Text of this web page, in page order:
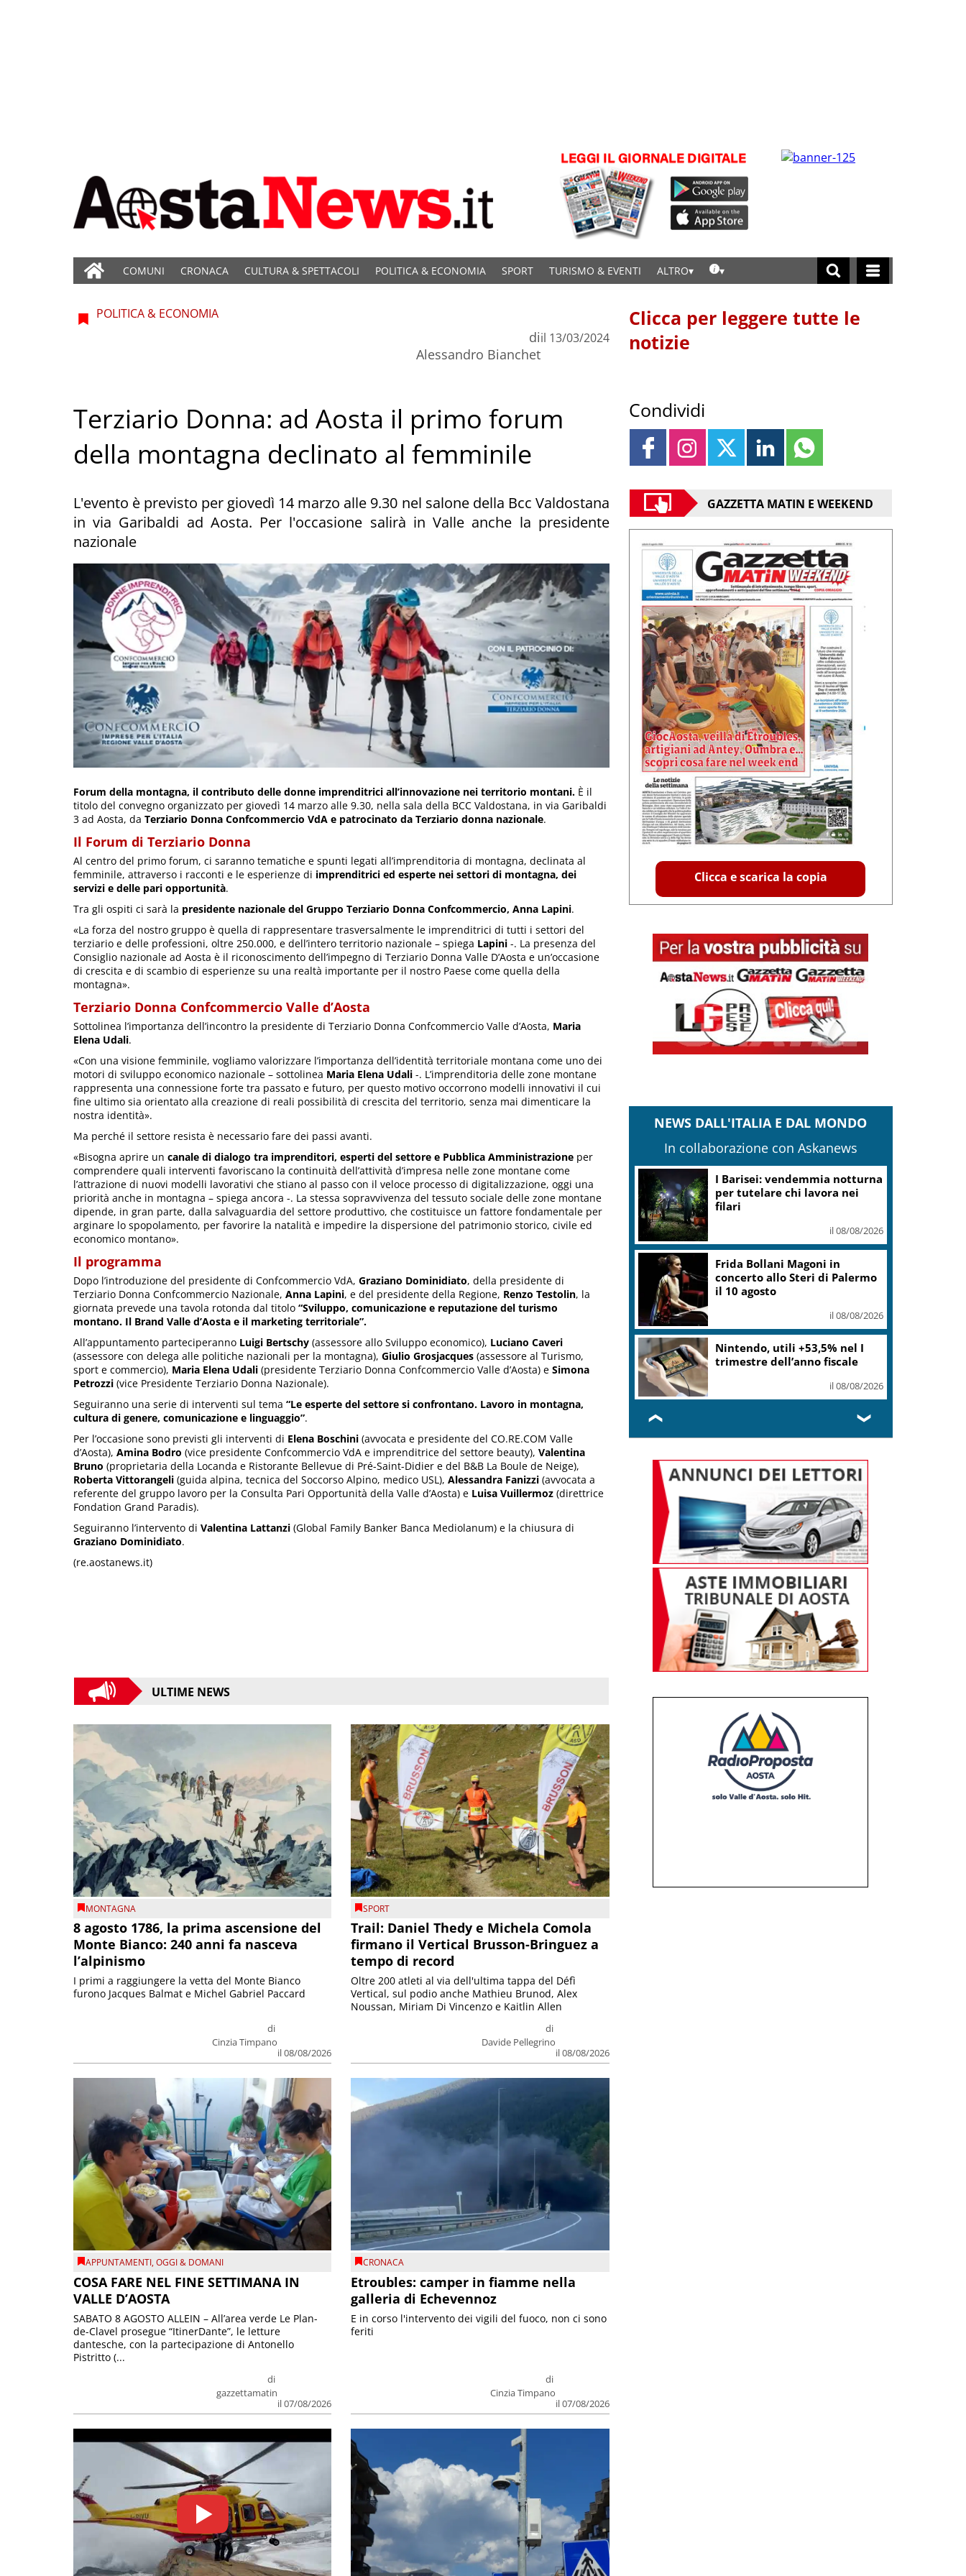
COMUNI CRONACA CULTURA & SPETTACOLI POLITICA & ECONOMIA SPORT TURISMO & EVENTI ALTRO
POLITICA & ECONOMIA
di
Alessandro Bianchet
il 13/03/2024
Terziario Donna: ad Aosta il primo forum
della montagna declinato al femminile
L'evento è previsto per giovedì 14 marzo alle 9.30 nel salone della Bcc Valdostana
in via Garibaldi ad Aosta. Per l'occasione salirà in Valle anche la presidente
nazionale
Forum della montagna, il contributo delle donne imprenditrici all’innovazione nei territorio montani. È il
titolo del convegno organizzato per giovedì 14 marzo alle 9.30, nella sala della BCC Valdostana, in via Garibaldi
3 ad Aosta, da Terziario Donna Confcommercio VdA e patrocinato da Terziario donna nazionale.
Il Forum di Terziario Donna
Al centro del primo forum, ci saranno tematiche e spunti legati all’imprenditoria di montagna, declinata al
femminile, attraverso i racconti e le esperienze di imprenditrici ed esperte nei settori di montagna, dei
servizi e delle pari opportunità.
Tra gli ospiti ci sarà la presidente nazionale del Gruppo Terziario Donna Confcommercio, Anna Lapini.
«La forza del nostro gruppo è quella di rappresentare trasversalmente le imprenditrici di tutti i settori del
terziario e delle professioni, oltre 250.000, e dell’intero territorio nazionale – spiega Lapini -. La presenza del
Consiglio nazionale ad Aosta è il riconoscimento dell’impegno di Terziario Donna Valle D’Aosta e un’occasione
di crescita e di scambio di esperienze su una realtà importante per il nostro Paese come quella della
montagna».
Terziario Donna Confcommercio Valle d’Aosta
Sottolinea l’importanza dell’incontro la presidente di Terziario Donna Confcommercio Valle d’Aosta, Maria
Elena Udali.
«Con una visione femminile, vogliamo valorizzare l’importanza dell’identità territoriale montana come uno dei
motori di sviluppo economico nazionale – sottolinea Maria Elena Udali -. L’imprenditoria delle zone montane
rappresenta una connessione forte tra passato e futuro, per questo motivo occorrono modelli innovativi il cui
fine ultimo sia orientato alla creazione di reali possibilità di crescita del territorio, senza mai dimenticare la
nostra identità».
Ma perché il settore resista è necessario fare dei passi avanti.
«Bisogna aprire un canale di dialogo tra imprenditori, esperti del settore e Pubblica Amministrazione per
comprendere quali interventi favoriscano la continuità dell’attività d’impresa nelle zone montane come
l’attrazione di nuovi modelli lavorativi che stiano al passo con il veloce processo di digitalizzazione, oggi una
priorità anche in montagna – spiega ancora -. La stessa sopravvivenza del tessuto sociale delle zone montane
dipende, in gran parte, dalla salvaguardia del settore produttivo, che costituisce un fattore fondamentale per
arginare lo spopolamento, per favorire la natalità e impedire la dispersione del patrimonio storico, civile ed
economico montano».
Il programma
Dopo l’introduzione del presidente di Confcommercio VdA, Graziano Dominidiato, della presidente di
Terziario Donna Confcommercio Nazionale, Anna Lapini, e del presidente della Regione, Renzo Testolin, la
giornata prevede una tavola rotonda dal titolo “Sviluppo, comunicazione e reputazione del turismo
montano. Il Brand Valle d’Aosta e il marketing territoriale”.
All’appuntamento parteciperanno Luigi Bertschy (assessore allo Sviluppo economico), Luciano Caveri
(assessore con delega alle politiche nazionali per la montagna), Giulio Grosjacques (assessore al Turismo,
sport e commercio), Maria Elena Udali (presidente Terziario Donna Confcommercio Valle d’Aosta) e Simona
Petrozzi (vice Presidente Terziario Donna Nazionale).
Seguiranno una serie di interventi sul tema “Le esperte del settore si confrontano. Lavoro in montagna,
cultura di genere, comunicazione e linguaggio”.
Per l’occasione sono previsti gli interventi di Elena Boschini (avvocata e presidente del CO.RE.COM Valle
d’Aosta), Amina Bodro (vice presidente Confcommercio VdA e imprenditrice del settore beauty), Valentina
Bruno (proprietaria della Locanda e Ristorante Bellevue di Pré-Saint-Didier e del B&B La Boule de Neige),
Roberta Vittorangeli (guida alpina, tecnica del Soccorso Alpino, medico USL), Alessandra Fanizzi (avvocata a
referente del gruppo lavoro per la Consulta Pari Opportunità della Valle d’Aosta) e Luisa Vuillermoz (direttrice
Fondation Grand Paradis).
Seguiranno l’intervento di Valentina Lattanzi (Global Family Banker Banca Mediolanum) e la chiusura di
Graziano Dominidiato.
(re.aostanews.it)
ULTIME NEWS
MONTAGNA
8 agosto 1786, la prima ascensione del
Monte Bianco: 240 anni fa nasceva
l’alpinismo
di
Cinzia Timpano
il 08/08/2026
I primi a raggiungere la vetta del Monte Bianco
furono Jacques Balmat e Michel Gabriel Paccard
SPORT
Trail: Daniel Thedy e Michela Comola
firmano il Vertical Brusson-Bringuez a
tempo di record
di
Davide Pellegrino
il 08/08/2026
Oltre 200 atleti al via dell'ultima tappa del Défì
Vertical, sul podio anche Mathieu Brunod, Alex
Noussan, Miriam Di Vincenzo e Kaitlin Allen
APPUNTAMENTI,OGGI & DOMANI
COSA FARE NEL FINE SETTIMANA IN
VALLE D’AOSTA
di
gazzettamatin
il 07/08/2026
SABATO 8 AGOSTO ALLEIN – All’area verde Le Plan-
de-Clavel prosegue “ItinerDante”, le letture
dantesche, con la partecipazione di Antonello
Pistritto (...
CRONACA
Etroubles: camper in fiamme nella
galleria di Echevennoz
di
Cinzia Timpano
il 07/08/2026
E in corso l'intervento dei vigili del fuoco, non ci sono
feriti
Clicca per leggere tutte le
notizie
Condividi
GAZZETTA MATIN E WEEKEND
Clicca e scarica la copia
NEWS DALL'ITALIA E DAL MONDO
In collaborazione con Askanews
I Barisei: vendemmia notturna
per tutelare chi lavora nei
filari
il 08/08/2026
Frida Bollani Magoni in
concerto allo Steri di Palermo
il 10 agosto
il 08/08/2026
Nintendo, utili +53,5% nel I
trimestre dell’anno fiscale
il 08/08/2026
❮ ❯